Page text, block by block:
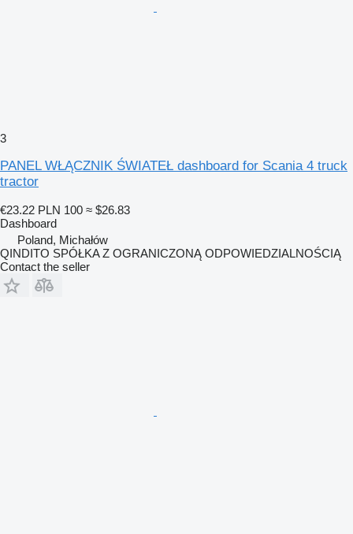
3
PANEL WŁĄCZNIK ŚWIATEŁ dashboard for Scania 4 truck
tractor
€23.22 PLN 100 ≈ $26.83
Dashboard
Poland, Michałów
QINDITO SPÓŁKA Z OGRANICZONĄ ODPOWIEDZIALNOŚCIĄ
Contact the seller